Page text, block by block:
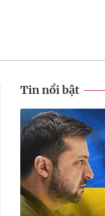
Tin nổi bật